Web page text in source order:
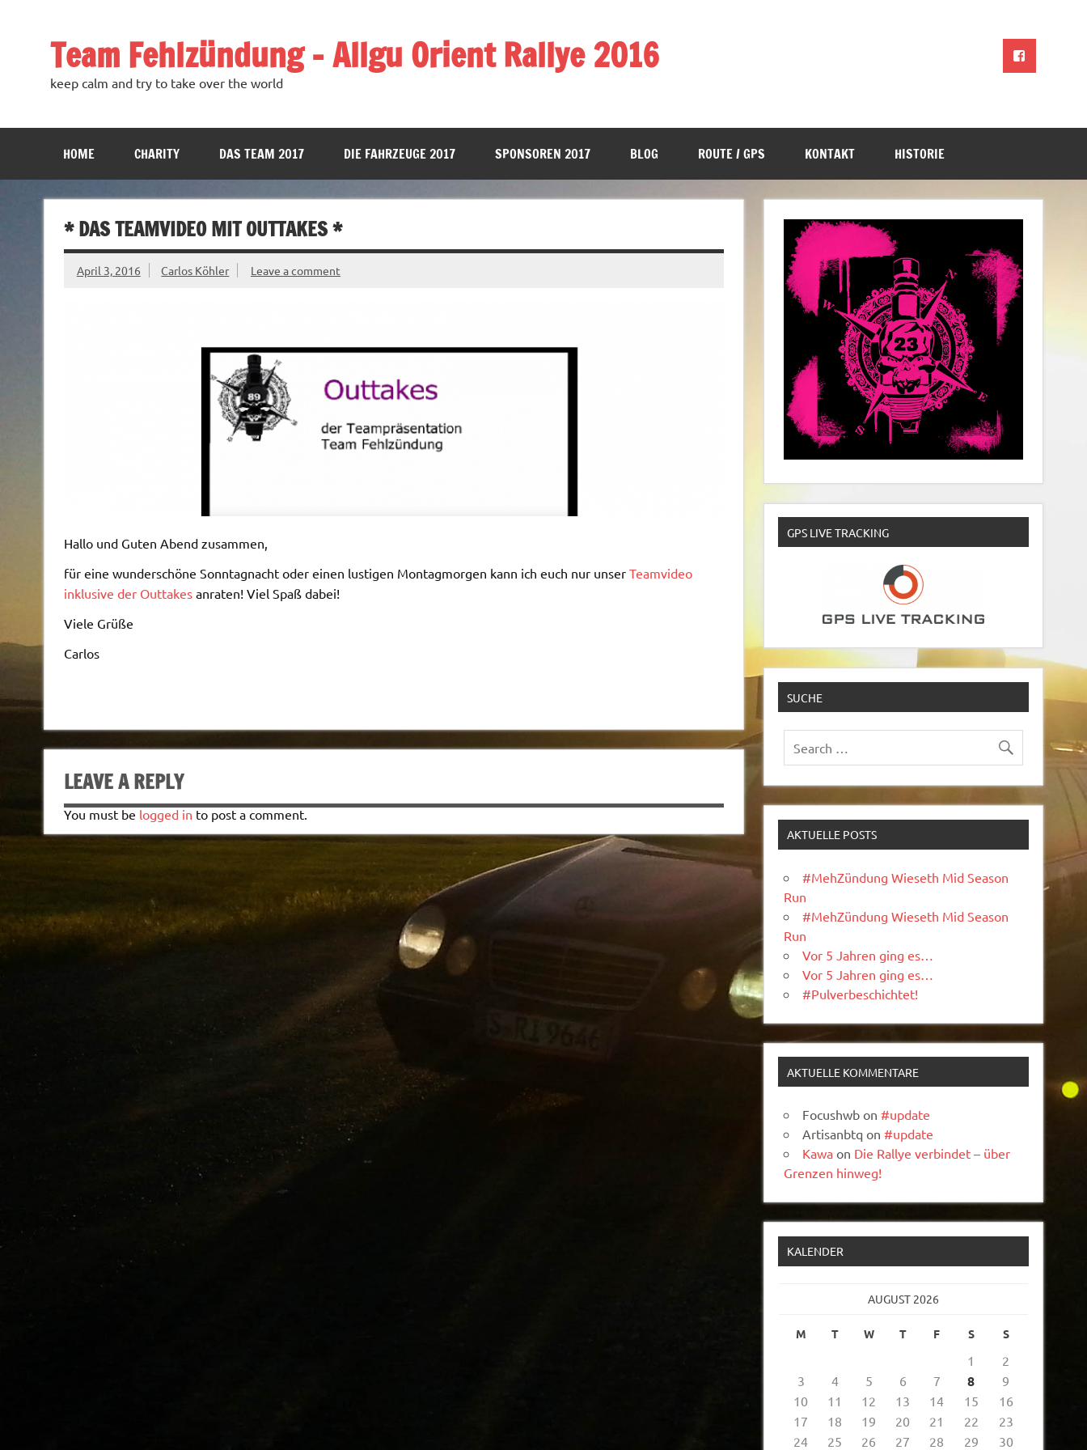
Team Fehlzündung – Allgu Orient Rallye 2016
keep calm and try to take over the world
HOME CHARITY DAS TEAM 2017 DIE FAHRZEUGE 2017 SPONSOREN 2017 BLOG ROUTE / GPS KONTAKT HISTORIE
* DAS TEAMVIDEO MIT OUTTAKES *
April 3, 2016 Carlos Köhler Leave a comment
Hallo und Guten Abend zusammen,
für eine wunderschöne Sonntagnacht oder einen lustigen Montagmorgen kann ich euch nur unserTeamvideo
inklusive der Outtakesanraten! Viel Spaß dabei!
Viele Grüße
Carlos
LEAVE A REPLY
You must be logged in to post a comment.
GPS LIVE TRACKING
SUCHE
AKTUELLE POSTS
#MehZündung Wieseth Mid Season
Run
#MehZündung Wieseth Mid Season
Run
Vor 5 Jahren ging es…
Vor 5 Jahren ging es…
#Pulverbeschichtet!
AKTUELLE KOMMENTARE
Focushwb on#update
Artisanbtq on#update
Kawa on Die Rallye verbindet – über
Grenzen hinweg!
KALENDER
AUGUST 2026
M T W T F S S
1
2
3
4 5 6 7 8
9
10
11 12 13 14 15
16
17
18 19 20 21 22
23
24
25 26 27 28 29 30